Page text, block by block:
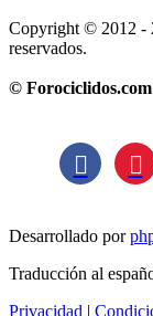
Copyright © 2012 -
reservados.
© Forociclidos.com
Desarrollado por
Traducción al
Privacidad |